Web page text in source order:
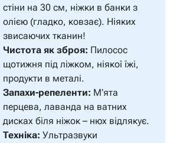
стіни на 30 см, ніжки в банки з
олією (гладко, ковзає). Ніяких
звисаючих тканин!
Чистота як зброя: Пилосос
щотижня під ліжком, ніякої їжі,
продукти в металі.
Запахи-репеленти: М’ята
перцева, лаванда на ватних
дисках біля ніжок – нюх відлякує.
Техніка: Ультразвуки